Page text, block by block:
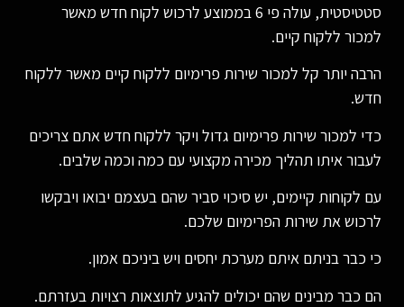
סטטיסטית, עולה פי 6 בממוצע לרכוש לקוח חדש מאשר
למכור ללקוח קיים.
הרבה יותר קל למכור שירות פרימיום ללקוח קיים מאשר ללקוח
חדש.
כדי למכור שירות פרימיום גדול ויקר ללקוח חדש אתם צריכים
לעבור איתו תהליך מכירה מקצועי עם כמה וכמה שלבים.
עם לקוחות קיימים, יש סיכוי סביר שהם בעצמם יבואו ויבקשו
לרכוש את שירות הפרימיום שלכם.
כי כבר בניתם איתם מערכת יחסים ויש ביניכם אמון.
הם כבר מבינים שהם יכולים להגיע לתוצאות רצויות בעזרתם.